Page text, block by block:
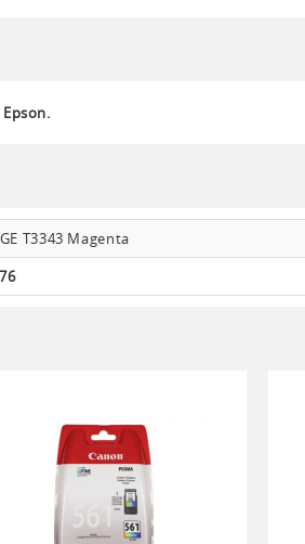
Epson.
T3343 Magenta